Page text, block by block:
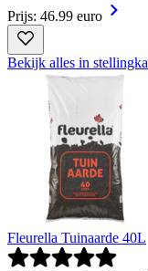
Prijs: 46.99 euro
Bekijk alles in
Fleurella Tuinaarde 40L